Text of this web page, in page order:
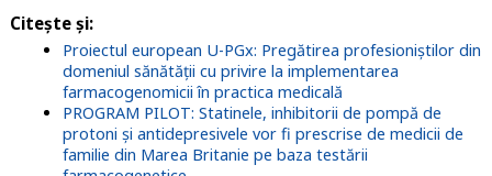
Citeşte şi:
Proiectul european U-PGx: Pregătirea profesioniștilor din
domeniul sănătății cu privire la implementarea
farmacogenomicii în practica medicală
PROGRAM PILOT: Statinele, inhibitorii de pompă de
protoni și antidepresivele vor fi prescrise de medicii de
familie din Marea Britanie pe baza testării